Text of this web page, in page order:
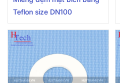
Teflon size DN100